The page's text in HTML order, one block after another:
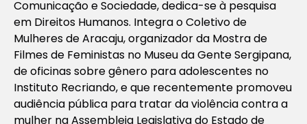
Comunicação e Sociedade, dedica-se à pesquisa
em Direitos Humanos. Integra o Coletivo de
Mulheres de Aracaju, organizador da Mostra de
Filmes de Feministas no Museu da Gente Sergipana,
de oficinas sobre gênero para adolescentes no
Instituto Recriando, e que recentemente promoveu
audiência pública para tratar da violência contra a
mulher na Assembleia Legislativa do Estado de